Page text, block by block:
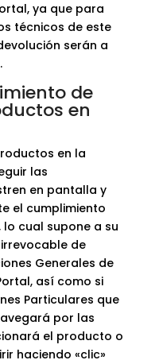
ya que para
técnicos de este
serán a
de
en
en la
las
en pantalla y
el cumplimiento
cual supone a su
de
Generales de
así como si
Particulares que
por las
el producto o
haciendo «clic»